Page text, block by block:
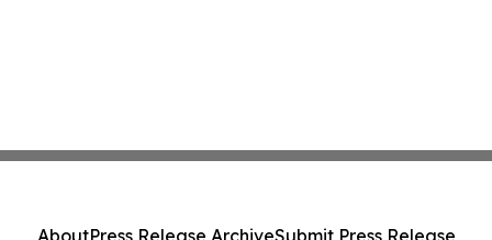
AboutPress Release ArchiveSubmit Press Release